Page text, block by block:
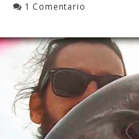
1 Comentario